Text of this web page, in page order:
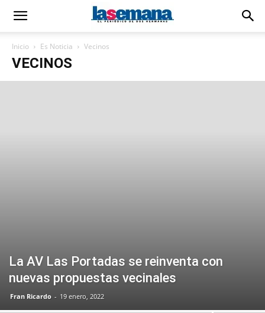
Inicio Es Noticia Vecinos
VECINOS
La AV Las Portadas se reinventa con
nuevas propuestas vecinales
Fran Ricardo - 19 enero, 2022